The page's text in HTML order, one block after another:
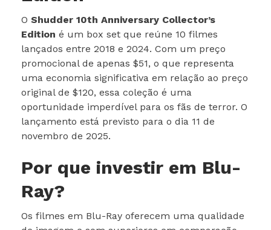
O Shudder 10th Anniversary Collector’s
Edition é um box set que reúne 10 filmes
lançados entre 2018 e 2024. Com um preço
promocional de apenas $51, o que representa
uma economia significativa em relação ao preço
original de $120, essa coleção é uma
oportunidade imperdível para os fãs de terror. O
lançamento está previsto para o dia 11 de
novembro de 2025.
Por que investir em Blu-
Ray?
Os filmes em Blu-Ray oferecem uma qualidade